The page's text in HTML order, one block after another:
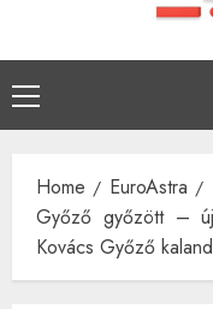
Primary
Menu
Home
EuroAstra
Győző győzött –
Kovács Győző